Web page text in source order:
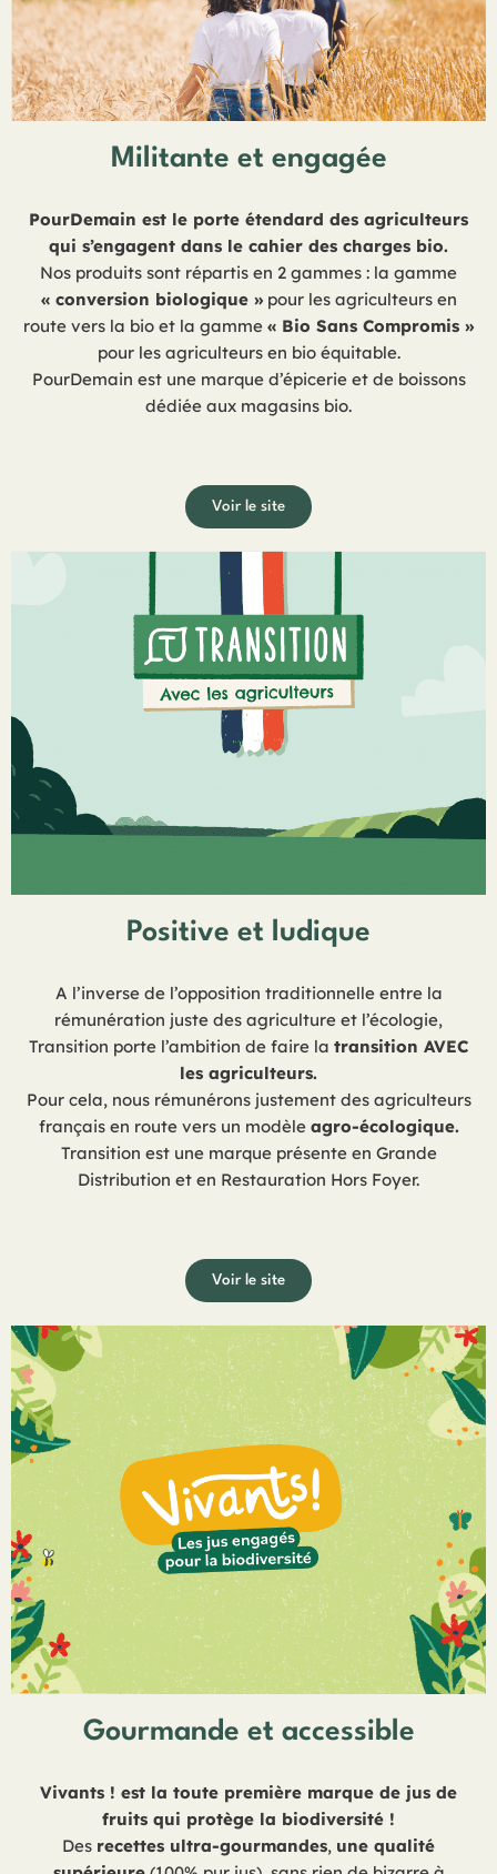
Militante et engagée
PourDemain est le porte étendard des agriculteurs
qui s’engagent dans le cahier des charges bio.
Nos produits sont répartis en 2 gammes : la gamme
« conversion biologique »pour les agriculteurs en
route vers la bio et la gamme « Bio Sans Compromis »
pour les agriculteurs en bio équitable.
PourDemain est une marque d’épicerie et de boissons
dédiée aux magasins bio.
Voir le site
Positive et ludique
A l’inverse de l’opposition traditionnelle entre la
rémunération juste des agriculture et l’écologie,
Transition porte l’ambition de faire la transition AVEC
les agriculteurs.
Pour cela, nous rémunérons justement des agriculteurs
français en route vers un modèle agro-écologique.
Transition est une marque présente en Grande
Distribution et en Restauration Hors Foyer.
Voir le site
Gourmande et accessible
Vivants ! est la toute première marque de jus de
fruits qui protège la biodiversité !
Des recettes ultra-gourmandes, une qualité